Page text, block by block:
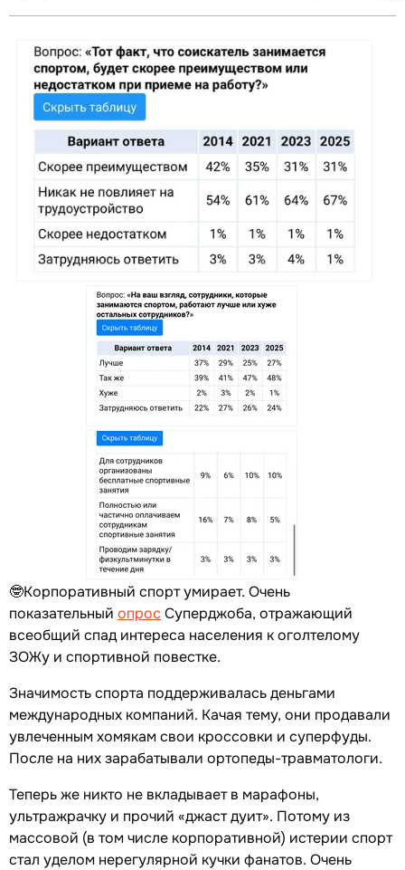
🤓Корпоративный спорт умирает. Очень
показательный опрос Суперджоба, отражающий
всеобщий спад интереса населения к оголтелому
ЗОЖу и спортивной повестке.
Значимость спорта поддерживалась деньгами
международных компаний. Качая тему, они продавали
увлеченным хомякам свои кроссовки и суперфуды.
После на них зарабатывали ортопеды-травматологи.
Теперь же никто не вкладывает в марафоны,
ультражрачку и прочий «джаст дуит». Потому из
массовой (в том числе корпоративной) истерии спорт
стал уделом нерегулярной кучки фанатов. Очень